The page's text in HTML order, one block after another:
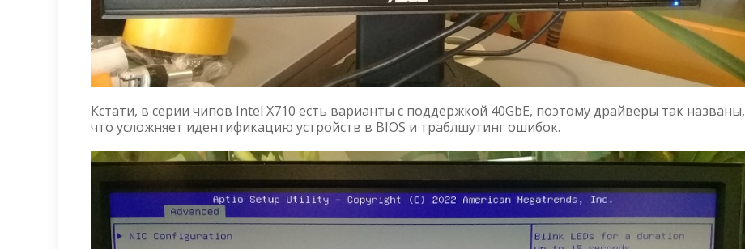
Кстати, в серии чипов Intel X710 есть варианты с поддержкой 40GbE, поэтому драйверы так названы,
что усложняет идентификацию устройств в BIOS и траблшутинг ошибок.